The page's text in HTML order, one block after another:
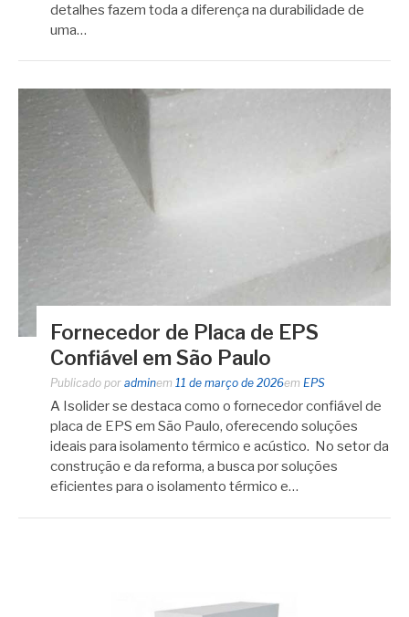
detalhes fazem toda a diferença na durabilidade de
uma…
Fornecedor de Placa de EPS
Confiável em São Paulo
Publicado por adminem 11 de março de 2026em EPS
A Isolider se destaca como o fornecedor confiável de
placa de EPS em São Paulo, oferecendo soluções
ideais para isolamento térmico e acústico. No setor da
construção e da reforma, a busca por soluções
eficientes para o isolamento térmico e…